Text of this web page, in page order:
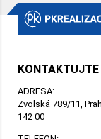
ADRESA:
Zvolská 789/11,
142 00